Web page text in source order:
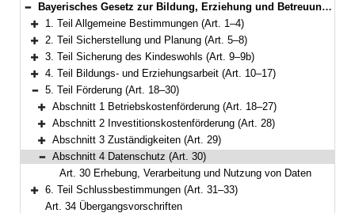
Bereich reduzieren
Bayerisches Gesetz zur Bildung, Erziehung und Betreuung von Kindern in Kindergärten, anderen Kindertageseinrichtungen und in Tagespflege (Bayerisches Kinderbildungs- und -betreuungsgesetz – BayKiBiG) Vom 8. Juli 2005 (GVBl. S. 236) BayRS 2231-1-A (Art. 1–34)
Bereich erweitern
1. Teil Allgemeine Bestimmungen (Art. 1–4)
Bereich erweitern
2. Teil Sicherstellung und Planung (Art. 5–8)
Bereich erweitern
3. Teil Sicherung des Kindeswohls (Art. 9–9b)
Bereich erweitern
4. Teil Bildungs- und Erziehungsarbeit (Art. 10–17)
Bereich reduzieren
5. Teil Förderung (Art. 18–30)
Bereich erweitern
Abschnitt 1 Betriebskostenförderung (Art. 18–27)
Bereich erweitern
Abschnitt 2 Investitionskostenförderung (Art. 28)
Bereich erweitern
Abschnitt 3 Zuständigkeiten (Art. 29)
Bereich reduzieren
Abschnitt 4 Datenschutz (Art. 30)
Art. 30 Erhebung, Verarbeitung und Nutzung von Daten
Bereich erweitern
6. Teil Schlussbestimmungen (Art. 31–33)
Art. 34 Übergangsvorschriften